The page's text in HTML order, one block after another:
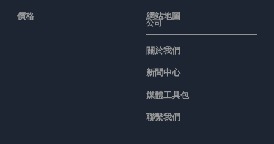
價格
網站地圖
公司
關於我們
新聞中心
媒體工具包
聯繫我們